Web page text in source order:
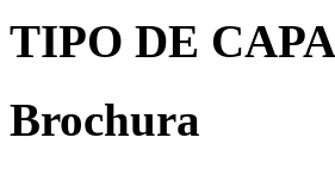
TIPO DE CAPA
Brochura